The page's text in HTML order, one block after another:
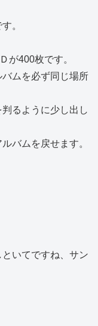
。
が400枚です。
ムを必ず同じ場所
るように少し出し
バムを戻せます。
いてですね、サン